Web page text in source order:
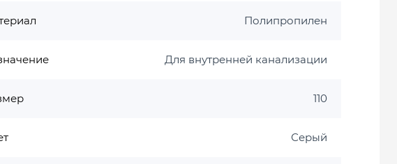
Полипропилен
Для внутренней канализации
110
Серый